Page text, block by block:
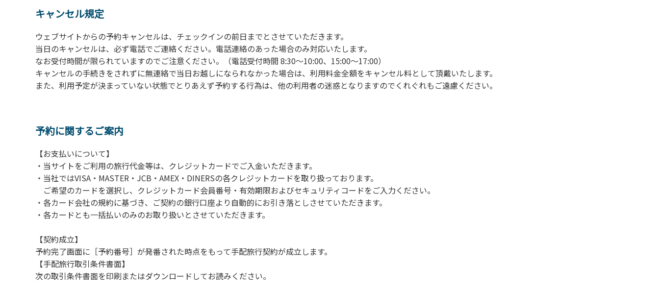
４、車両は、荷物の積み下ろし時以外は、駐車場にとめてください。
５、チェックアウトは、午前10時まで（日帰り使用の場合は午後5時まで）です。チェックインの手続きを行っていない方や使用人数が増えた場合は、必ず
手続きを行ってください。
６、ゴミは分別されたもののみ回収します。午前8時30分から午前10時までの間にゴミステーションに出してください。日帰り使用の方及び午前７時30分前
にチェックアウトする方は、お持ち帰りをお願いします。
【禁止事項】
カラオケ、発電機、地面での直火による焚き火、キャンプファイヤー、打ち上げ式花火、テントサウナの設置
当キャンプ場のそばを流れる歴舟川は、上流で雨が降ると短時間で増水し、川原で遊んでいると大変危険な状態になりやすく、過去にも増水により人が流
（１）川原にテントやタープを張らない。
（２）雨が降ったときは川原で遊ばない。
（３）カムイコタン公園キャンプ場で雨が降らなくても、上流で雨が降り急に増水することがあるので、水の濁りに注意し、濁り始めたときには直ちに川原
での遊びを中止する。
（４）キャンプ場の管理者や地元住民から川についての注意や警告があった場合は素直に耳を傾け、指示に従う。
キャンセル規定
ウェブサイトからの予約キャンセルは、チェックインの前日までとさせていただきます。
当日のキャンセルは、必ず電話でご連絡ください。電話連絡のあった場合のみ対応いたします。
なお受付時間が限られていますのでご注意ください。（電話受付時間 8:30～10:00、15:00～17:00）
キャンセルの手続きをされずに無連絡で当日お越しになられなかった場合は、利用料金全額をキャンセル料として頂戴いたします。
また、利用予定が決まっていない状態でとりあえず予約する行為は、他の利用者の迷惑となりますのでくれぐれもご遠慮ください。
予約に関するご案内
【お支払いについて】
・当サイトをご利用の旅行代金等は、クレジットカードでご入金いただきます。
・当社ではVISA・MASTER・JCB・AMEX・DINERSの各クレジットカードを取り扱っております。
ご希望のカードを選択し、クレジットカード会員番号・有効期限およびセキュリティコードをご入力ください。
・各カード会社の規約に基づき、ご契約の銀行口座より自動的にお引き落としさせていただきます。
・各カードとも一括払いのみのお取り扱いとさせていただきます。
【契約成立】
予約完了画面に［予約番号］が発番された時点をもって手配旅行契約が成立します。
【手配旅行取引条件書面】
次の取引条件書面を印刷またはダウンロードしてお読みください。